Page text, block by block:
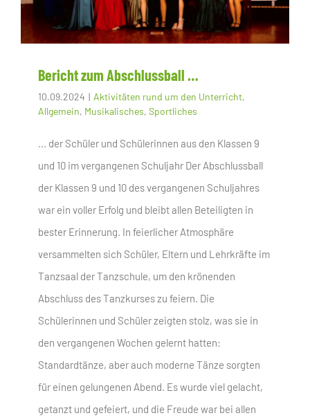
Bericht zum Abschlussball …
10.09.2024 | Aktivitäten rund um den Unterricht,
Allgemein, Musikalisches, Sportliches
... der Schüler und Schülerinnen aus den Klassen 9
und 10 im vergangenen Schuljahr Der Abschlussball
der Klassen 9 und 10 des vergangenen Schuljahres
war ein voller Erfolg und bleibt allen Beteiligten in
bester Erinnerung. In feierlicher Atmosphäre
versammelten sich Schüler, Eltern und Lehrkräfte im
Tanzsaal der Tanzschule, um den krönenden
Abschluss des Tanzkurses zu feiern. Die
Schülerinnen und Schüler zeigten stolz, was sie in
den vergangenen Wochen gelernt hatten:
Standardtänze, aber auch moderne Tänze sorgten
für einen gelungenen Abend. Es wurde viel gelacht,
getanzt und gefeiert, und die Freude war bei allen